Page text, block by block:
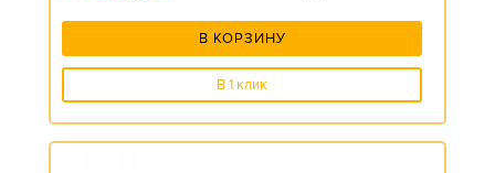
В КОРЗИНУ
В 1 клик